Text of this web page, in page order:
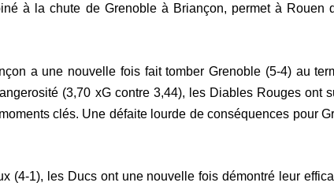
à la chute de Grenoble à Briançon, permet à Rouen
a une nouvelle fois fait tomber Grenoble (5-4) au
(3,70 xG contre 3,44), les Diables Rouges ont
clés. Une défaite lourde de conséquences pour
(4-1), les Ducs ont une nouvelle fois démontré leur